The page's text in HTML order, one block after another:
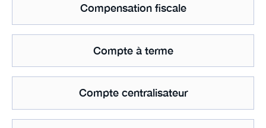
Compensation fiscale
Compte à terme
Compte centralisateur